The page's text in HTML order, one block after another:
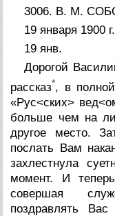
3006. В. М.
19 января 1900
19 янв.
Дорогой
рассказ*, в
«Рус<ских>
больше чем на
другое место.
послать Вам
захлестнула
момент. И
совершая
поздравлять